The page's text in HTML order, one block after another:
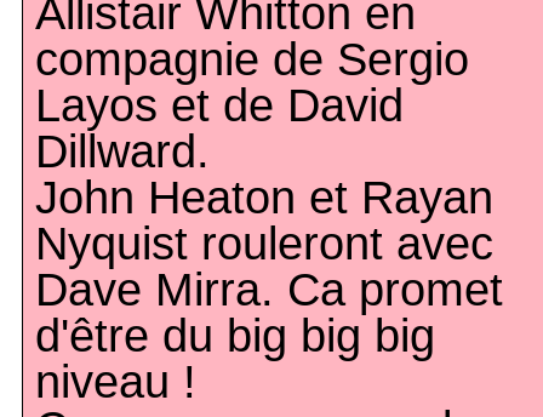
Allistair Whitton en
compagnie de Sergio
Layos et de David
Dillward.
John Heaton et Rayan
Nyquist rouleront avec
Dave Mirra. Ca promet
d'être du big big big
niveau !